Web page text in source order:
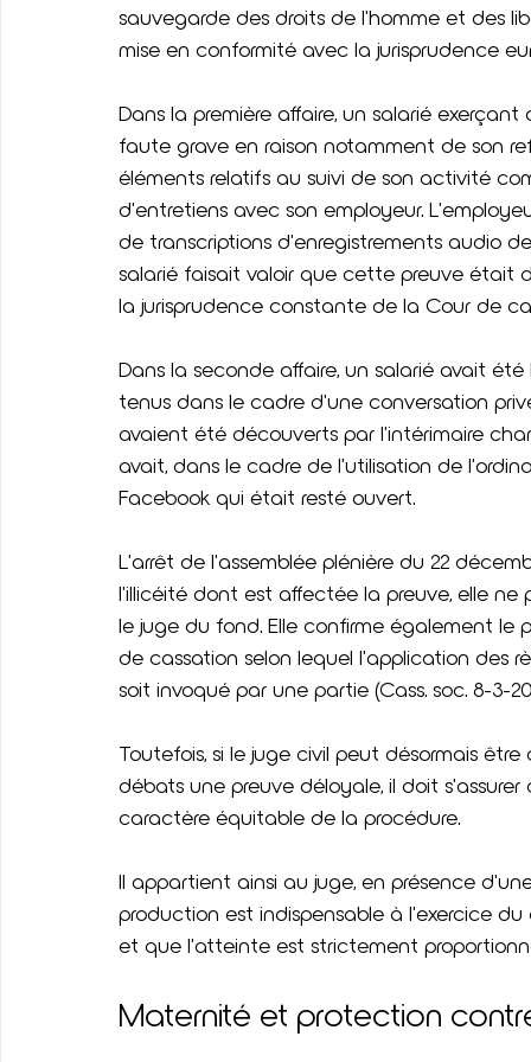
sauvegarde des droits de l'homme et des
mise en conformité avec la jurisprudence
Dans la première affaire, un salarié
faute grave en raison notamment de son
éléments relatifs au suivi de son activité
d'entretiens avec son employeur.
de transcriptions d'enregistrements audio
salarié faisait valoir que cette preuve était
la jurisprudence constante de la Cour de
Dans la seconde affaire, un salarié avait
tenus dans le cadre d'une conversation
avaient été découverts par l'intérimaire
avait, dans le cadre de l'utilisation de
Facebook qui était resté ouvert.
L'arrêt de l'assemblée plénière du 22
l'illicéité dont est affectée la preuve, elle
le juge du fond. Elle confirme également
de cassation selon lequel l'application des
soit invoqué par une partie (Cass. soc. 8-3-
Toutefois, si le juge civil peut désormais
débats une preuve déloyale, il doit
caractère équitable de la procédure.
Il appartient ainsi au juge, en présence
production est indispensable à l'exercice
et que l'atteinte est strictement
Maternité et protection